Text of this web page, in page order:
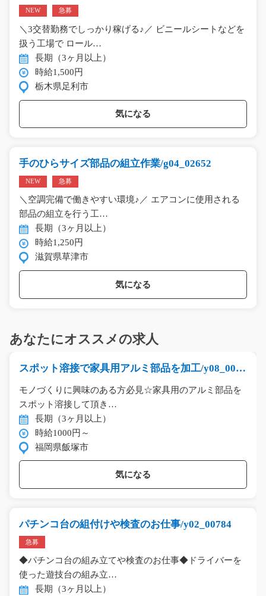
NEW 急募
＼3交替勤務でしっかり稼げる♪／ ビニールシートなどを
扱う工場で ロール…
長期（3ヶ月以上）
時給1,500円
栃木県足利市
気になる
手のひらサイズ部品の組立作業/g04_02652
NEW 急募
＼空調完備で働きやすい環境♪／ エアコンに使用される
部品の組立を行う工…
長期（3ヶ月以上）
時給1,250円
滋賀県草津市
気になる
あなたにオススメの求人
スポット溶接で家具用アルミ部品を加工/y08_0009
モノづくりに興味のある方必見☆家具用のアルミ部品を
スポット溶接して頂き…
長期（3ヶ月以上）
時給1000円～
福岡県飯塚市
気になる
パチンコ台の組付けや検査のお仕事/y02_00784
急募
◆パチンコ台の組み立てや検査のお仕事◆ドライバーを
使った遊技台の組み立…
長期（3ヶ月以上）